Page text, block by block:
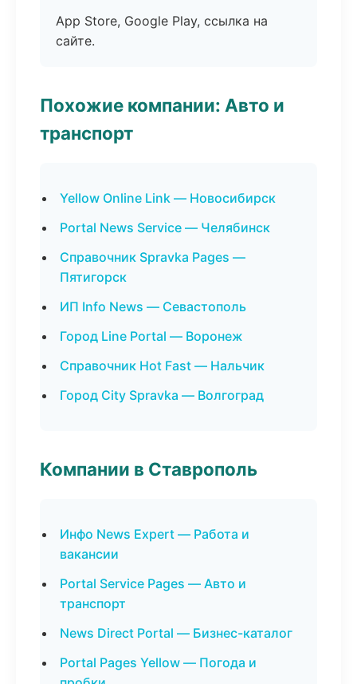
App Store, Google Play, ссылка на
сайте.
Похожие компании: Авто и
транспорт
Yellow Online Link — Новосибирск
Portal News Service — Челябинск
Справочник Spravka Pages —
Пятигорск
ИП Info News — Севастополь
Город Line Portal — Воронеж
Справочник Hot Fast — Нальчик
Город City Spravka — Волгоград
Компании в Ставрополь
Инфо News Expert — Работа и
вакансии
Portal Service Pages — Авто и
транспорт
News Direct Portal — Бизнес-каталог
Portal Pages Yellow — Погода и